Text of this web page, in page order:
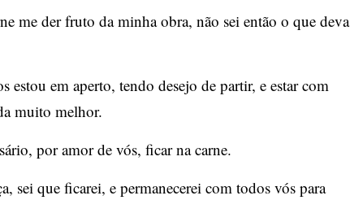
me der fruto da minha obra, não sei então o que deva
estou em aperto, tendo desejo de partir, e estar com
muito melhor.
por amor de vós, ficar na carne.
sei que ficarei, e permanecerei com todos vós para